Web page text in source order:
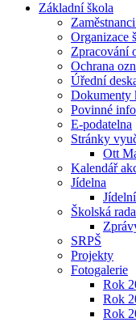
Základní škola
Organizace
Zpracování
Ochrana
Úřední
Dokumenty
Povinné
E-podatelna
Stránky
Ott
Kalendář
Jídelna
Školská rada
SRPŠ
Projekty
Fotogalerie
Rok
Rok
Rok